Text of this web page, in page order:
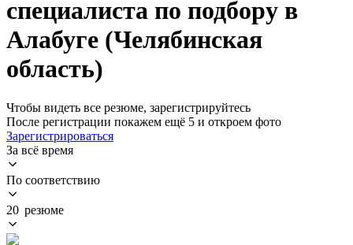
специалиста по подбору в
Алабуге (Челябинская
область)
Чтобы видеть все резюме, зарегистрируйтесь
После регистрации покажем ещё 5 и откроем фото
Зарегистрироваться
За всё время
По соответствию
20 резюме